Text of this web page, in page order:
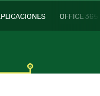
OFFICE 365